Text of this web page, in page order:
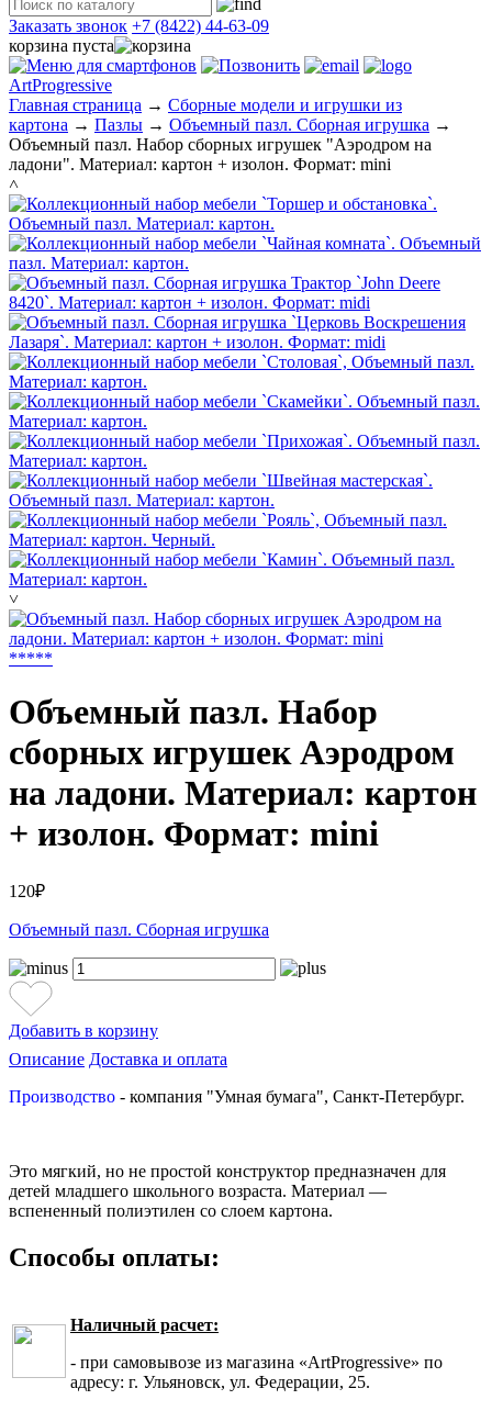
Заказать звонок +7 (8422) 44-63-09
корзина пуста
ArtProgressive
Главная страница → Сборные модели и игрушки из
картона → Пазлы → Объемный пазл. Сборная игрушка →
Объемный пазл. Набор сборных игрушек "Аэродром на
ладони". Материал: картон + изолон. Формат: mini
˄
˅
*****
Объемный пазл. Набор
сборных игрушек Аэродром
на ладони. Материал: картон
+ изолон. Формат: mini
120₽
Объемный пазл. Сборная игрушка
Добавить в корзину
Описание Доставка и оплата
Производство - компания "Умная бумага", Санкт-Петербург.
Это мягкий, но не простой конструктор предназначен для
детей младшего школьного возраста. Материал —
вспененный полиэтилен со слоем картона.
Способы оплаты:
Наличный расчет:
- при самовывозе из магазина «ArtProgressive» по
адресу: г. Ульяновск, ул. Федерации, 25.